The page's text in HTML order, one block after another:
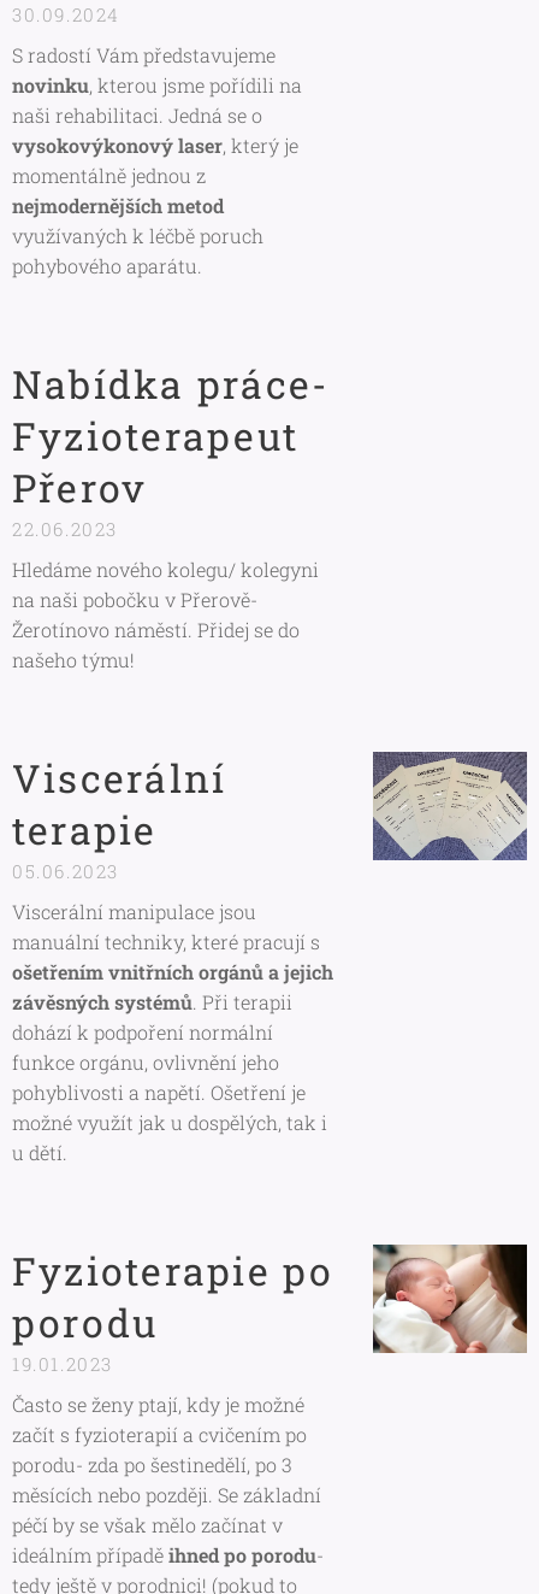
30.09.2024
S radostí Vám představujeme
novinku, kterou jsme pořídili na
naši rehabilitaci. Jedná se o
vysokovýkonový laser, který je
momentálně jednou z
nejmodernějších metod
využívaných k léčbě poruch
pohybového aparátu.
Nabídka práce-
Fyzioterapeut
Přerov
22.06.2023
Hledáme nového kolegu/ kolegyni
na naši pobočku v Přerově-
Žerotínovo náměstí. Přidej se do
našeho týmu!
Viscerální
terapie
05.06.2023
Viscerální manipulace jsou
manuální techniky, které pracují s
ošetřením vnitřních orgánů a jejich
závěsných systémů. Při terapii
dohází k podpoření normální
funkce orgánu, ovlivnění jeho
pohyblivosti a napětí. Ošetření je
možné využít jak u dospělých, tak i
u dětí.
Fyzioterapie po
porodu
19.01.2023
Často se ženy ptají, kdy je možné
začít s fyzioterapií a cvičením po
porodu- zda po šestinedělí, po 3
měsících nebo později. Se základní
péčí by se však mělo začínat v
ideálním případěihned po porodu-
tedy ještě v porodnici! (pokud to